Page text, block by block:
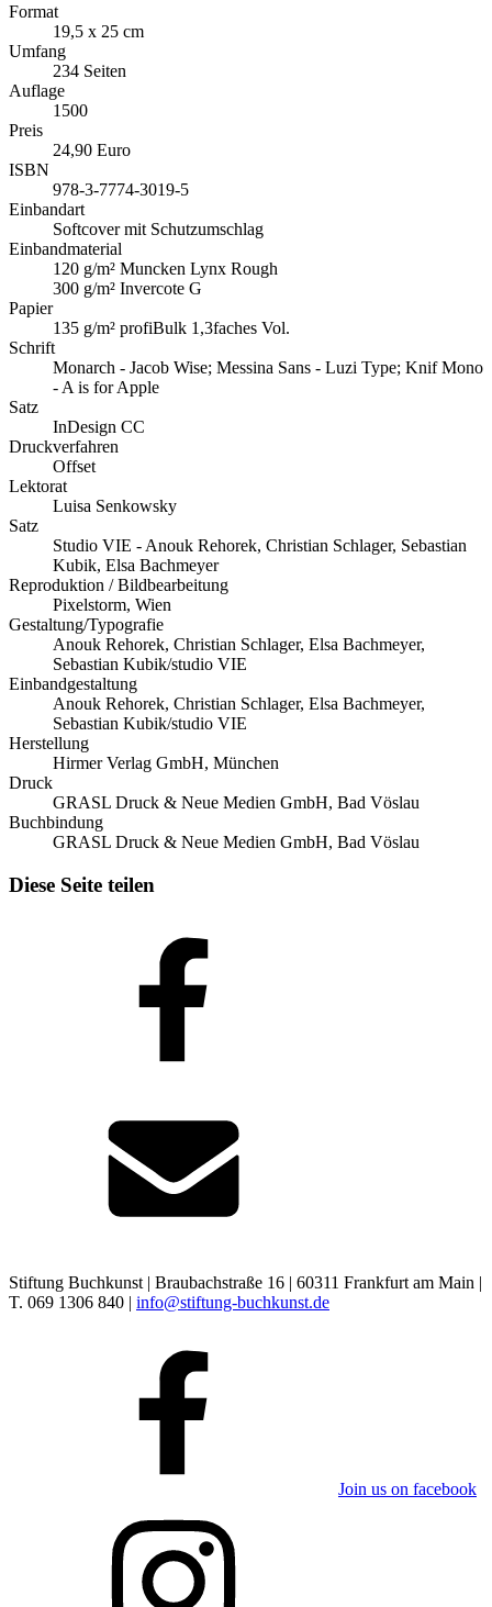
Format
19,5 x 25 cm
Umfang
234 Seiten
Auflage
1500
Preis
24,90 Euro
ISBN
978-3-7774-3019-5
Einbandart
Softcover mit Schutzumschlag
Einbandmaterial
120 g/m² Muncken Lynx Rough
300 g/m² Invercote G
Papier
135 g/m² profiBulk 1,3faches Vol.
Schrift
Monarch - Jacob Wise; Messina Sans - Luzi Type; Knif Mono
- A is for Apple
Satz
InDesign CC
Druckverfahren
Offset
Lektorat
Luisa Senkowsky
Satz
Studio VIE - Anouk Rehorek, Christian Schlager, Sebastian
Kubik, Elsa Bachmeyer
Reproduktion / Bildbearbeitung
Pixelstorm, Wien
Gestaltung/Typografie
Anouk Rehorek, Christian Schlager, Elsa Bachmeyer,
Sebastian Kubik/studio VIE
Einbandgestaltung
Anouk Rehorek, Christian Schlager, Elsa Bachmeyer,
Sebastian Kubik/studio VIE
Herstellung
Hirmer Verlag GmbH, München
Druck
GRASL Druck & Neue Medien GmbH, Bad Vöslau
Buchbindung
GRASL Druck & Neue Medien GmbH, Bad Vöslau
Diese Seite teilen
Stiftung Buchkunst | Braubachstraße 16 | 60311 Frankfurt am Main |
T. 069 1306 840 | info@stiftung-buchkunst.de
Join us on facebook